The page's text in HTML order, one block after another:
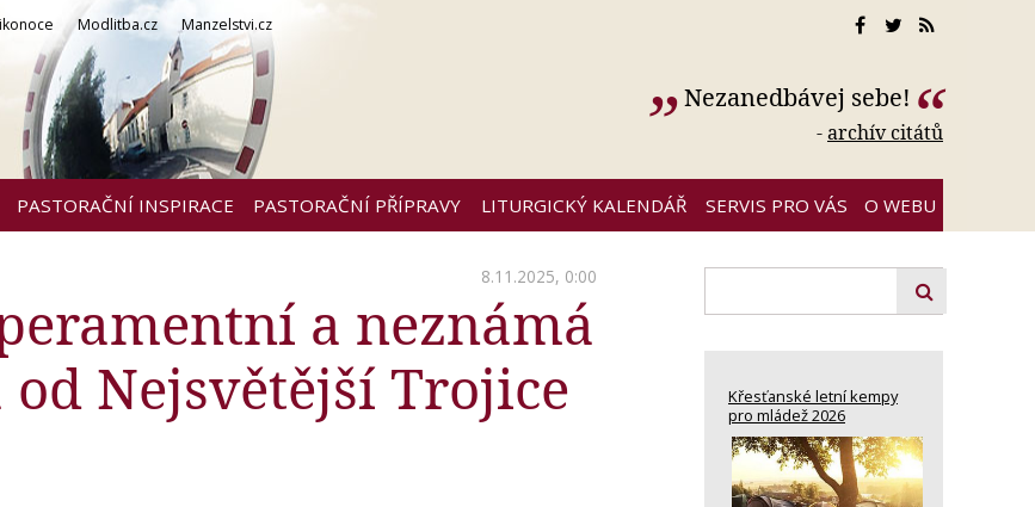
Modlitba.cz Manzelstvi.cz
Nezanedbávej sebe!
-archív citátů
PASTORAČNÍ INSPIRACE PASTORAČNÍ PŘÍPRAVY LITURGICKÝ KALENDÁŘ SERVIS PRO VÁS O WEBU
8.11.2025, 0:00
a neznámá
od Nejsvětější Trojice
Křesťanské letní kempy
pro mládež 2026